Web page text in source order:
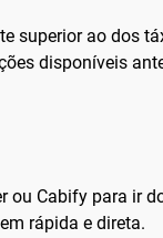
superior ao dos
disponíveis
Cabify para ir
rápida e direta.